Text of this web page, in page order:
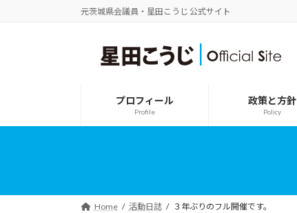
元茨城県会議員・星田こうじ 公式サイト
プロフィール
Profile
政策と方針
Policy
Home 活動日誌 ３年ぶりのフル開催です。